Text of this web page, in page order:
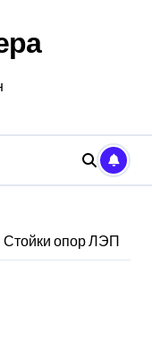
Стойки опор ЛЭП